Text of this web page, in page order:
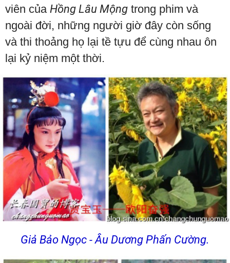
viên của Hồng Lâu Mộng trong phim và
ngoài đời, những người giờ đây còn sống
và thi thoảng họ lại tề tựu để cùng nhau ôn
lại kỷ niệm một thời.
Giả Bảo Ngọc - Âu Dương Phấn Cường.